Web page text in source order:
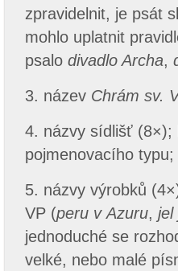
zpravidelnit, je psát
mohlo uplatnit
psalo divadlo Archa,
3. název Chrám sv.
4. názvy sídlišť (8×);
pojmenovacího typu;
5. názvy výrobků
VP (peru v Azuru, jel
jednoduché se
velké, nebo malé